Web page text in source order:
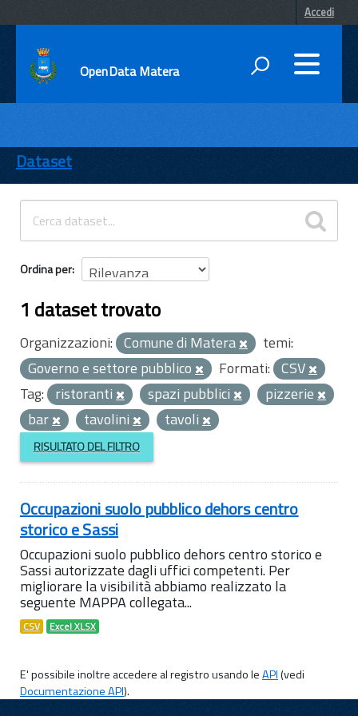
Accedi
OpenData Matera
ENTI
TEMI
INFORMAZIONI
Dataset
Ordina per
1 dataset trovato
Organizzazioni: Comune di Matera
temi:
Governo e settore pubblico
Formati: CSV
Tag: ristoranti spazi pubblici
pizzerie
bar
tavolini tavoli
RISULTATO DEL FILTRO
Occupazioni suolo pubblico dehors centro
storico e Sassi
Occupazioni suolo pubblico dehors centro storico e
Sassi autorizzate dagli uffici competenti. Per
migliorare la visibilità abbiamo realizzato la
seguente MAPPA collegata...
CSV Excel XLSX
E' possibile inoltre accedere al registro usando leAPI(vedi
Documentazione API).